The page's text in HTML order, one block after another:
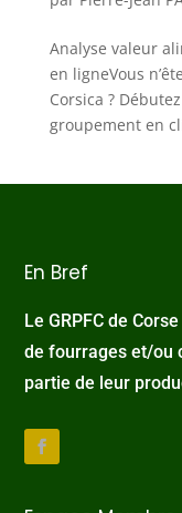
Analyse valeur
en ligneVous
Corsica ?
groupement en
En Bref
Le GRPFC de
de fourrages et/ou
partie de leur